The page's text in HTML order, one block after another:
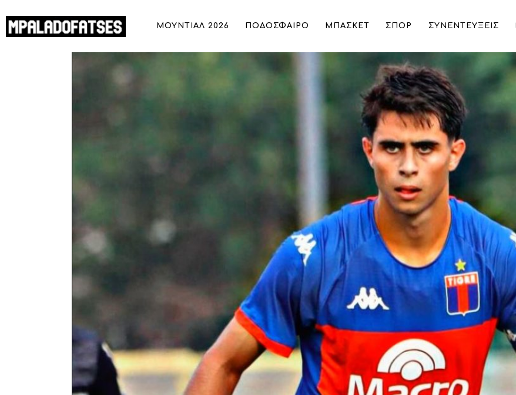
ΜΟΥΝΤΙΑΛ 2026 ΠΟΔΟΣΦΑΙΡΟ ΜΠΑΣΚΕΤ ΣΠΟΡ ΣΥΝΕΝΤΕΥΞΕΙΣ
Ολυμπιακός: Ολοκληρώνεται η μεταγραφή του Σιπιόνι
ΜΟΥΝΤΙΑΛ 2026
MEET THE TEAM